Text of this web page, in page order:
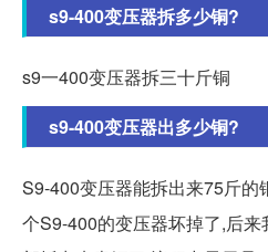
s9-400变压器拆多少铜?
s9一400变压器拆三十斤铜
s9-400变压器出多少铜?
S9-400变压器能拆出来75斤的
个S9-400的变压器坏掉了,后